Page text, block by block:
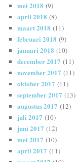
mei 2018 (9)
april 2018 (8)
maart 2018 (11)
februari 2018 (9)
januari 2018 (10)
december 2017 (11)
november 2017 (11)
oktober 2017 (11)
september 2017 (13)
augustus 2017 (12)
juli 2017 (10)
juni 2017 (12)
mei 2017 (10)
april 2017 (11)